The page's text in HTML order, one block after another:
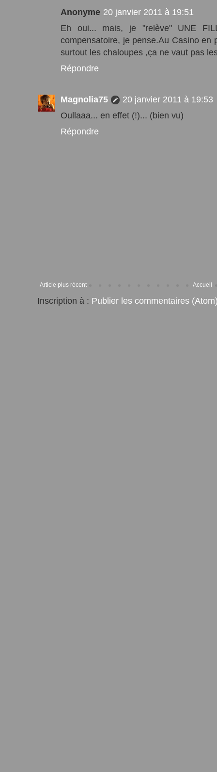
Anonyme 20 janvier 2011 à 19:51
Eh oui... mais, je "relève" UNE
compensatoire, je pense.Au Casino
surtout les chaloupes ,ça ne vaut pas
Répondre
Magnolia75
20 janvier 2011 à 19:53
Oullaaa... en effet (!)... (bien vu)
Répondre
Article plus récent Accueil
Inscription à : Publier les commentaires